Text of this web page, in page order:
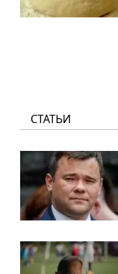
СТАТЬИ